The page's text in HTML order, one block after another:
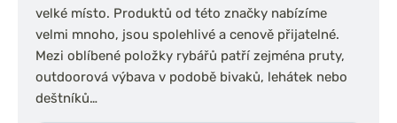
velké místo. Produktů od této značky nabízíme
velmi mnoho, jsou spolehlivé a cenově přijatelné.
Mezi oblíbené položky rybářů patří zejména pruty,
outdoorová výbava v podobě bivaků, lehátek nebo
deštníků…